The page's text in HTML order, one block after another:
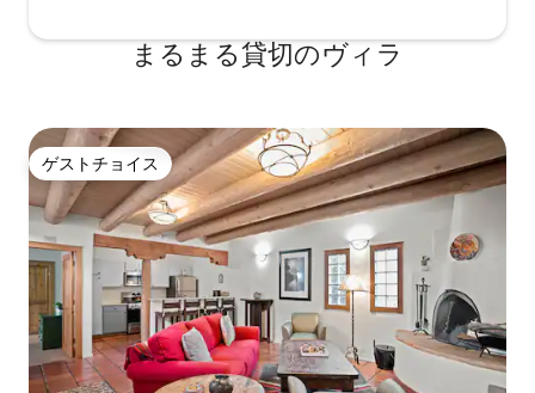
ルーム 1階に位置するこの単層コンドミニ
アムは、寝室とリビングエリアのクイー
豪華なキングサイズベッドとRokuを備え
た42インチスマートテレビが備わってい
ます。 専用バスルームには浴槽とシャワ
ーが備わっています。 その他のアメニテ
ィ・設備と詳細 無料Wi-Fi、衛星放送の地
元テレビチャンネル、Rokuストリーミン
グ、薪、コーヒー、アイスメーカー（無
料）付きの共用敷地内ランドリー施設が
提供されます。 敷地内の駐車場には1台分
の無指定駐車場があります（アクセシビ
リティ対応の駐車場もあります）。 駐車
場には電気自動車用の充電ステーション
催されます。マウ
ェスティバルとバ
ス・プエブロを訪
ーやいくつかのフ
開されています。 ペット同伴OKです。ペ
ット1匹につき1泊
り、最大2匹まで
まるまる貸切のヴィラ
ゲストチョイス
ゲストチョイス